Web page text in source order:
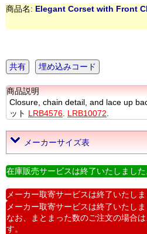
商品名: Elegant Corset with Front
共有 埋め込みコード
商品説明
Closure, chain detail, and lace up
ット LRB4576 LRB10072
メーカーサイズ表
在庫販売サービスは終了いたしました
メーカー取寄サービスは終了いたし
メーカー取寄サービスは終了いたし
なお、まとまった数のご注文の場合
す。